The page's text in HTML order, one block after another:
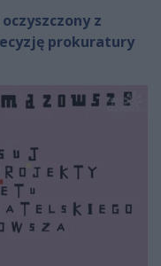
z
prokuratury